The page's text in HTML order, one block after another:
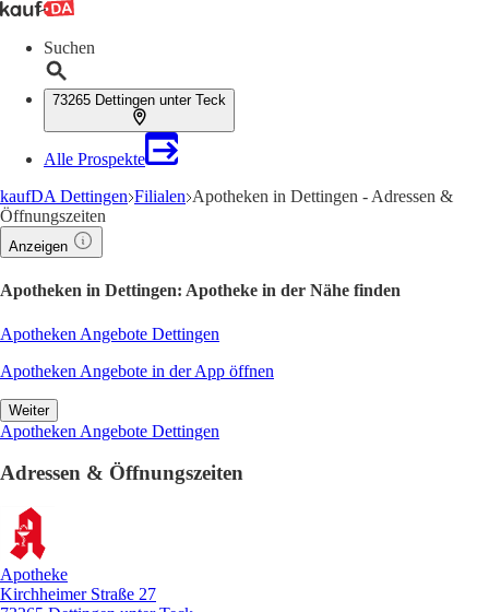
Suchen
73265 Dettingen unter Teck
Alle Prospekte
kaufDA Dettingen Filialen Apotheken in Dettingen - Adressen &
Öffnungszeiten
Anzeigen
Apotheken in Dettingen: Apotheke in der Nähe finden
Apotheken Angebote Dettingen
Apotheken Angebote in der App öffnen
Weiter
Apotheken Angebote Dettingen
Adressen & Öffnungszeiten
Apotheke
Kirchheimer Straße 27